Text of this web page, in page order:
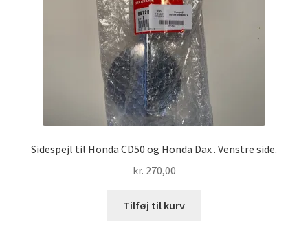
Sidespejl til Honda CD50 og Honda Dax . Venstre side.
kr. 270,00
Tilføj til kurv